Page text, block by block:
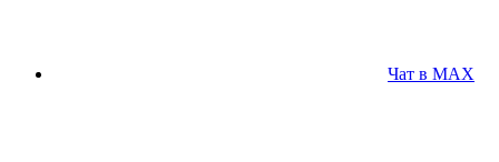
Чат в MAX